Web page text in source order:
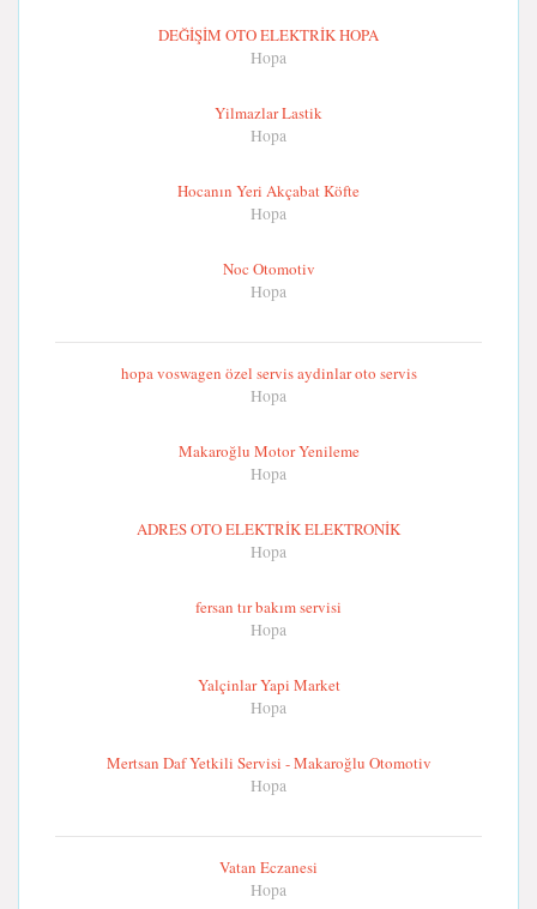
DEĞİŞİM OTO ELEKTRİK HOPA
Hopa
Yilmazlar Lastik
Hopa
Hocanın Yeri Akçabat Köfte
Hopa
Noc Otomotiv
Hopa
hopa voswagen özel servis aydinlar oto servis
Hopa
Makaroğlu Motor Yenileme
Hopa
ADRES OTO ELEKTRİK ELEKTRONİK
Hopa
fersan tır bakım servisi
Hopa
Yalçinlar Yapi Market
Hopa
Mertsan Daf Yetkili Servisi - Makaroğlu Otomotiv
Hopa
Vatan Eczanesi
Hopa